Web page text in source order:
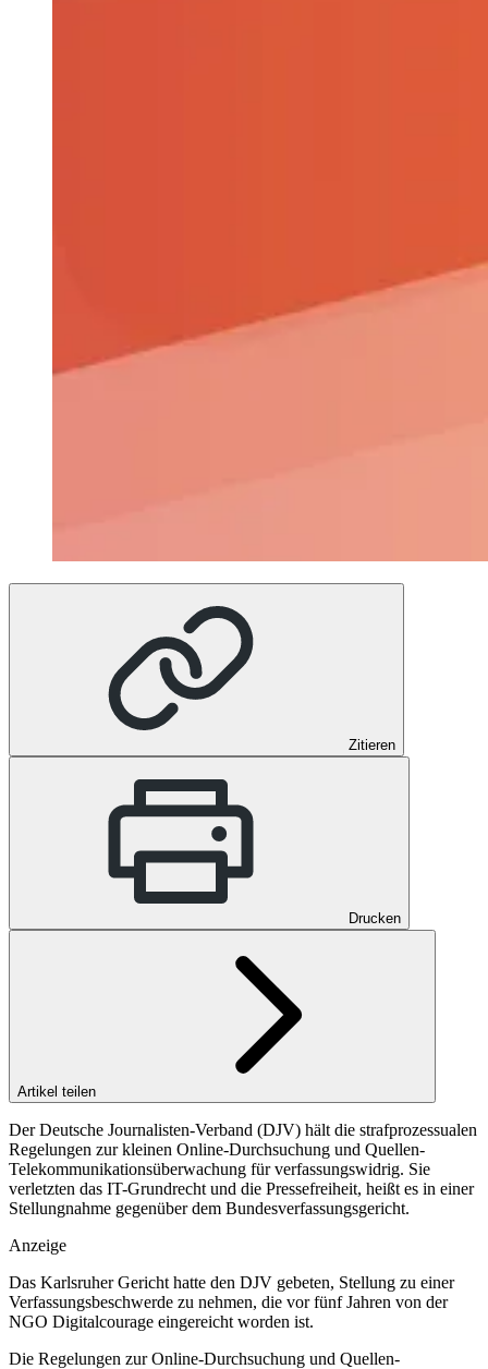
Zitieren
Drucken
Artikel teilen
Der Deutsche Journalisten-Verband (DJV) hält die strafprozessualen
Regelungen zur kleinen Online-Durchsuchung und Quellen-
Telekommunikationsüberwachung für verfassungswidrig. Sie
verletzten das IT-Grundrecht und die Pressefreiheit, heißt es in einer
Stellungnahme gegenüber dem Bundesverfassungsgericht.
Anzeige
Das Karlsruher Gericht hatte den DJV gebeten, Stellung zu einer
Verfassungsbeschwerde zu nehmen, die vor fünf Jahren von der
NGO Digitalcourage eingereicht worden ist.
Die Regelungen zur Online-Durchsuchung und Quellen-